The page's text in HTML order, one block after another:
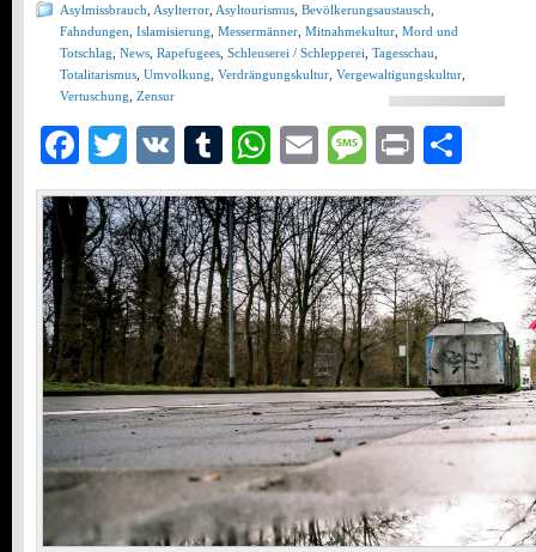
Asylmissbrauch Asylterror Asyltourismus Bevölkerungsaustausch
Fahndungen Islamisierung Messermänner Mitnahmekultur Mord und
Totschlag News Rapefugees Schleuserei / Schlepperei Tagesschau
Totalitarismus Umvolkung Verdrängungskultur Vergewaltigungskultur
Vertuschung Zensur
Facebook
Twitter
VK Tumblr
WhatsApp
EmailMessage
Print